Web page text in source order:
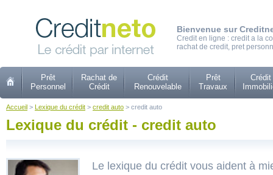
Bienvenue sur
Credit en ligne : credit a la
rachat de credit, pret
Prêt
Personnel
Rachat de
Crédit
Crédit
Renouvelable
Prêt
Travaux
Crédit
Accueil > Lexique du crédit > credit auto > credit auto
Lexique du crédit - credit auto
Le lexique du crédit vous aident à